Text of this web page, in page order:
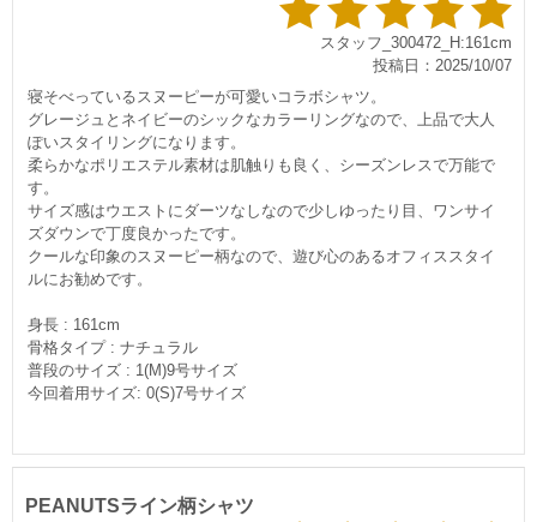
スタッフ_300472_H:161cm
投稿日：2025/10/07
寝そべっているスヌーピーが可愛いコラボシャツ。
グレージュとネイビーのシックなカラーリングなので、上品で大人
ぽいスタイリングになります。
柔らかなポリエステル素材は肌触りも良く、シーズンレスで万能で
す。
サイズ感はウエストにダーツなしなので少しゆったり目、ワンサイ
ズダウンで丁度良かったです。
クールな印象のスヌーピー柄なので、遊び心のあるオフィススタイ
ルにお勧めです。
身長 : 161cm
骨格タイプ : ナチュラル
普段のサイズ : 1(M)9号サイズ
今回着用サイズ: 0(S)7号サイズ
PEANUTSライン柄シャツ